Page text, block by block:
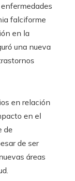
falciforme
en la
una nueva
en relación
en el
de
de ser
áreas